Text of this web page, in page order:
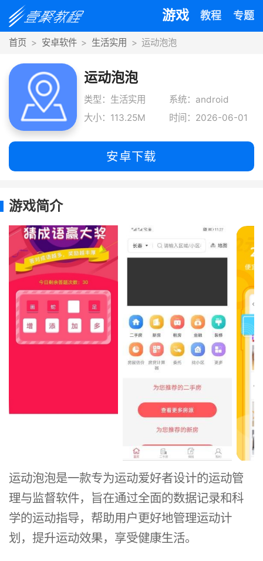
游戏 教程 专题
首页 安卓软件 生活实用 运动泡泡
运动泡泡
类型：生活实用
系统：android
大小：113.25M
时间：2026-06-01
安卓下载
游戏简介
运动泡泡是一款专为运动爱好者设计的运动管
理与监督软件，旨在通过全面的数据记录和科
学的运动指导，帮助用户更好地管理运动计
划，提升运动效果，享受健康生活。